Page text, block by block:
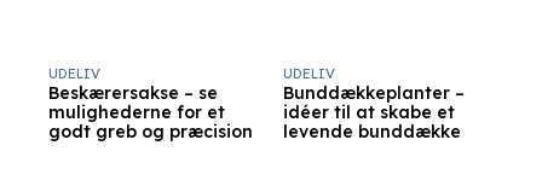
Beskærersakse – se
mulighederne for et
godt greb og præcision
UDELIV
Bunddækkeplanter –
idéer til at skabe et
levende bunddække
UDELIV